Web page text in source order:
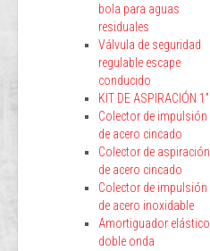
bola para aguas
residuales
Válvula de seguridad
regulable escape
conducido
KIT DE ASPIRACIÓN 1”
Colector de impulsión
de acero cincado
Colector de aspiración
de acero cincado
Colector de impulsión
de acero inoxidable
Amortiguador elástico
doble onda